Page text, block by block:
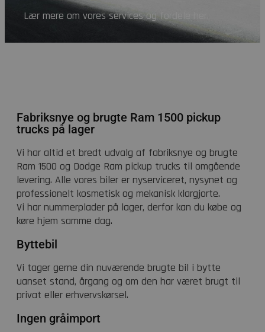
Lær mere om vores services og fordele her.
Fabriksnye og brugte Ram 1500 pickup
trucks på lager
Vi har altid et bredt udvalg af fabriksnye og brugte
Ram 1500 og Dodge Ram pickup trucks til omgående
levering. Alle vores biler er nyserviceret, nysynet og
professionelt kosmetisk og mekanisk klargjorte.
Vi har nummerplader på lager, derfor kan du købe og
køre hjem samme dag.
Byttebil
Vi tager gerne din nuværende brugte bil i bytte
uanset stand, årgang og om den har været brugt til
privat eller erhvervskørsel.
Ingen gråimport